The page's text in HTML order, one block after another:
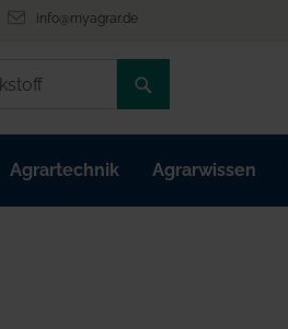
info@myagrar.de
/
ARTIKELNR.
/
Agrartechnik Agrarwissen